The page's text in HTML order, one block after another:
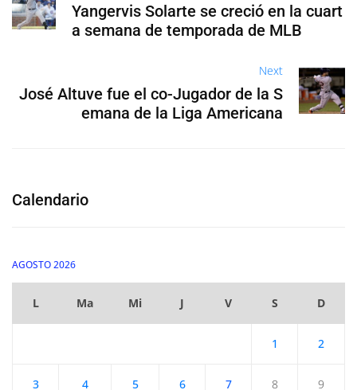
Yangervis Solarte se creció en la cuart
a semana de temporada de MLB
Next
José Altuve fue el co-Jugador de la S
emana de la Liga Americana
Calendario
AGOSTO 2026
L Ma Mi J V S D
1 2
3 4 5 6 7 8 9